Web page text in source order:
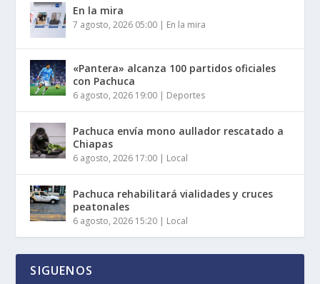
En la mira
7 agosto, 2026 05:00 | En la mira
«Pantera» alcanza 100 partidos oficiales
con Pachuca
6 agosto, 2026 19:00 | Deportes
Pachuca envía mono aullador rescatado a
Chiapas
6 agosto, 2026 17:00 | Local
Pachuca rehabilitará vialidades y cruces
peatonales
6 agosto, 2026 15:20 | Local
SIGUENOS